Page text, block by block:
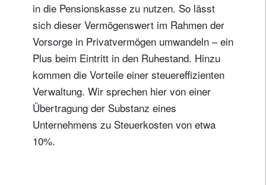
in die Pensionskasse zu nutzen. So lässt
sich dieser Vermögenswert im Rahmen der
Vorsorge in Privatvermögen umwandeln – ein
Plus beim Eintritt in den Ruhestand. Hinzu
kommen die Vorteile einer steuereffizienten
Verwaltung. Wir sprechen hier von einer
Übertragung der Substanz eines
Unternehmens zu Steuerkosten von etwa
10%.
Wohnsitzland
Ich bin weder in den USA wohnhaft noch bin ich US-Bürger
Ihre Informationen werden in Übereinstimmung
mit unsererDatenschutzerklärung verwendet